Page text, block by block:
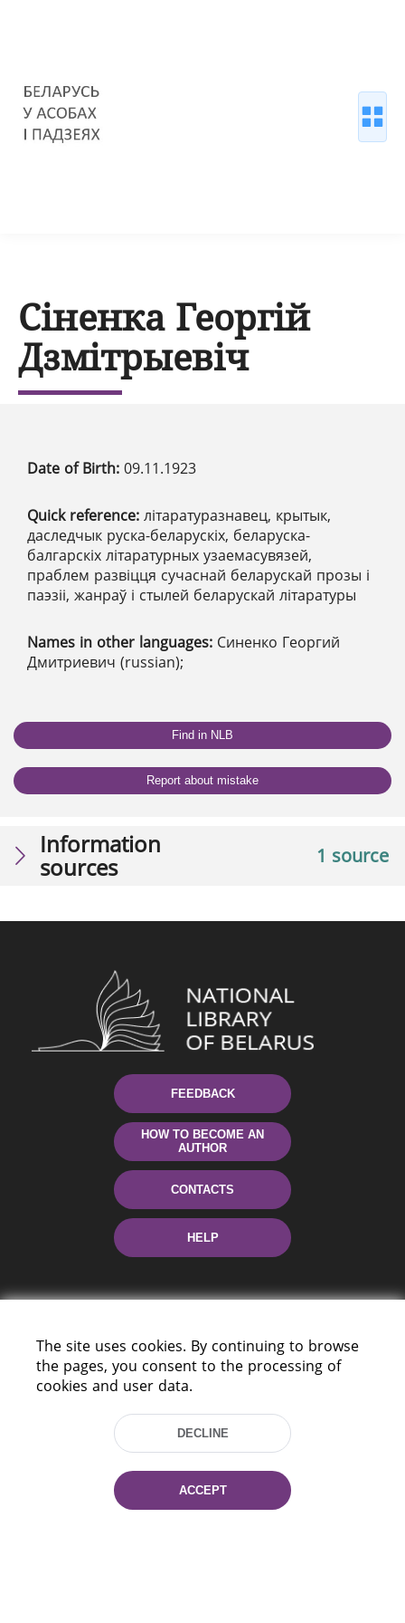
Сіненка Георгій
Дзмітрыевіч
Date of Birth: 09.11.1923
Quick reference: літаратуразнавец, крытык,
даследчык руска-беларускіх, беларуска-
балгарскіх літаратурных узаемасувязей,
праблем развіцця сучаснай беларускай прозы і
паэзіі, жанраў і стылей беларускай літаратуры
Names in other languages: Синенко Георгий
Дмитриевич (russian);
Find in NLB
Report about mistake
1 source
Information
sources
FEEDBACK
HOW TO BECOME AN
AUTHOR
CONTACTS
HELP
220114, Niezaležnasci Ave. 116, Minsk,
Tel.: (+375 17) 368 37 37
Fax: (+375 17) 368 97 06
E-mail: inbox@nlb.by
The site uses cookies. By continuing to browse
the pages, you consent to the processing of
cookies and user data.
DECLINE
ACCEPT